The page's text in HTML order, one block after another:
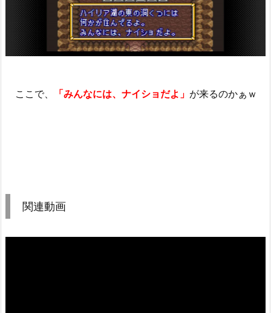
ここで、 「みんなには、ナイショだよ」 が来るのかぁｗ
関連動画